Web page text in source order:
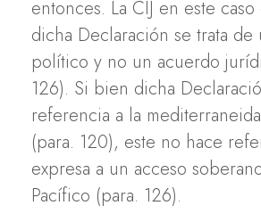
entonces. La CIJ en este
dicha Declaración se trata
político y no un acuerdo
126). Si bien dicha
referencia a la
(para. 120), este no hace
expresa a un acceso
Pacífico (para. 126).